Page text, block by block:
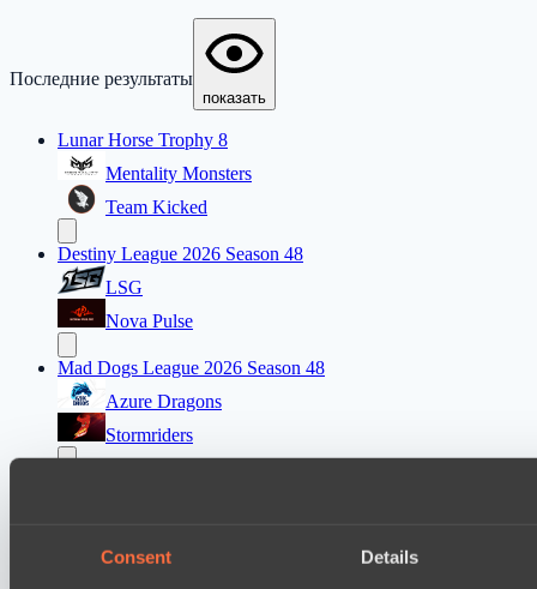
Consent Details
Последние результаты
показать
Lunar Horse Trophy 8
Mentality Monsters
Team Kicked
Destiny League 2026 Season 48
LSG
Nova Pulse
Mad Dogs League 2026 Season 48
Azure Dragons
Stormriders
Air Defence